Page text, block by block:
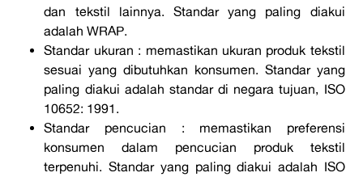
dan tekstil lainnya. Standar yang paling diakui
adalah WRAP.
Standar ukuran : memastikan ukuran produk tekstil
sesuai yang dibutuhkan konsumen. Standar yang
paling diakui adalah standar di negara tujuan, ISO
10652: 1991.
Standar pencucian : memastikan preferensi
konsumen dalam pencucian produk tekstil
terpenuhi. Standar yang paling diakui adalah ISO